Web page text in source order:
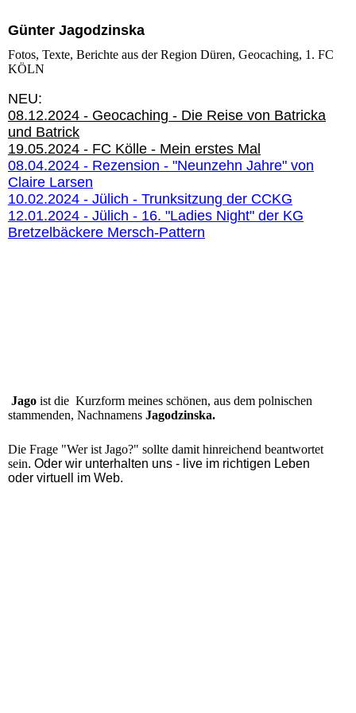
Günter Jagodzinska
Fotos, Texte, Berichte aus der Region Düren, Geocaching, 1. FC
KÖLN
NEU:
08.12.2024 - Geocaching - Die Reise von Batricka
und Batrick
19.05.2024 - FC Kölle - Mein erstes Mal
08.04.2024 - Rezension - "Neunzehn Jahre" von
Claire Larsen
10.02.2024 - Jülich - Trunksitzung der CCKG
12.01.2024 - Jülich - 16. "Ladies Night" der KG
Bretzelbäckere Mersch-Pattern
Jago ist die Kurzform meines schönen, aus dem polnischen
stammenden, Nachnamens Jagodzinska.
Die Frage "Wer ist Jago?" sollte damit hinreichend beantwortet
sein. Oder wir unterhalten uns - live im richtigen Leben
oder virtuell im Web.